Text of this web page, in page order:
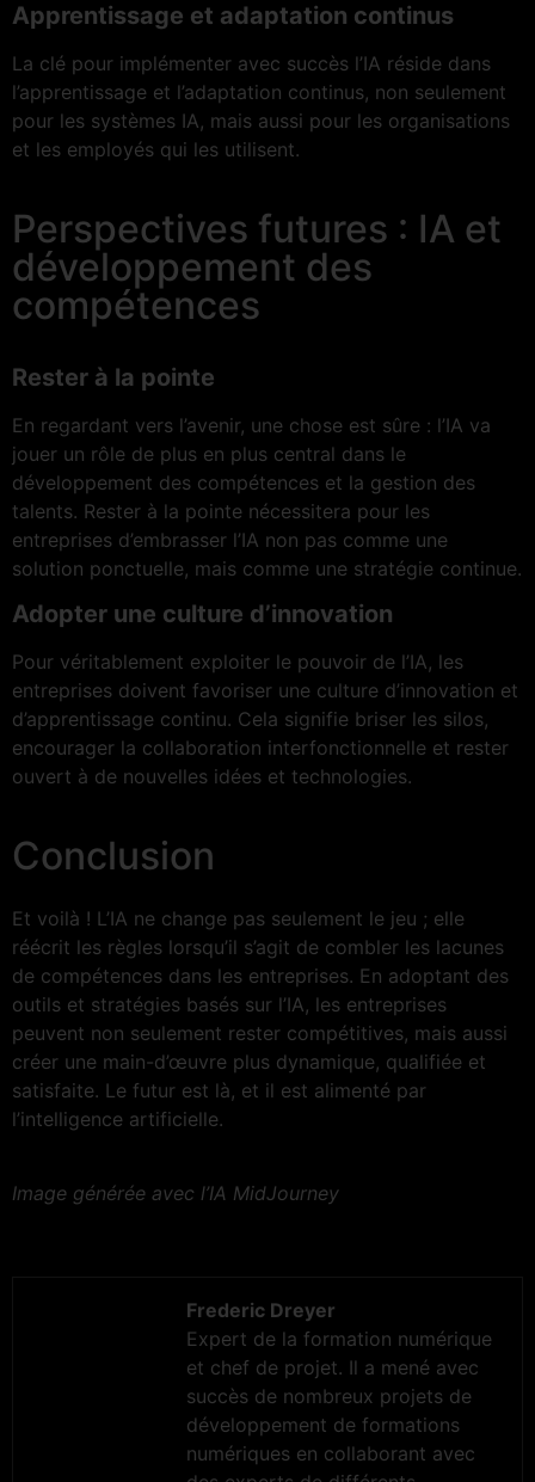
Apprentissage et adaptation continus
La clé pour implémenter avec succès l’IA réside dans
l’apprentissage et l’adaptation continus, non seulement
pour les systèmes IA, mais aussi pour les organisations
et les employés qui les utilisent.
Perspectives futures : IA et
développement des
compétences
Rester à la pointe
En regardant vers l’avenir, une chose est sûre : l’IA va
jouer un rôle de plus en plus central dans le
développement des compétences et la gestion des
talents. Rester à la pointe nécessitera pour les
entreprises d’embrasser l’IA non pas comme une
solution ponctuelle, mais comme une stratégie continue.
Adopter une culture d’innovation
Pour véritablement exploiter le pouvoir de l’IA, les
entreprises doivent favoriser une culture d’innovation et
d’apprentissage continu. Cela signifie briser les silos,
encourager la collaboration interfonctionnelle et rester
ouvert à de nouvelles idées et technologies.
Conclusion
Et voilà ! L’IA ne change pas seulement le jeu ; elle
réécrit les règles lorsqu’il s’agit de combler les lacunes
de compétences dans les entreprises. En adoptant des
outils et stratégies basés sur l’IA, les entreprises
peuvent non seulement rester compétitives, mais aussi
créer une main-d’œuvre plus dynamique, qualifiée et
satisfaite. Le futur est là, et il est alimenté par
l’intelligence artificielle.
Image générée avec l’IA MidJourney
Frederic Dreyer
Expert de la formation numérique
et chef de projet. Il a mené avec
succès de nombreux projets de
développement de formations
numériques en collaborant avec